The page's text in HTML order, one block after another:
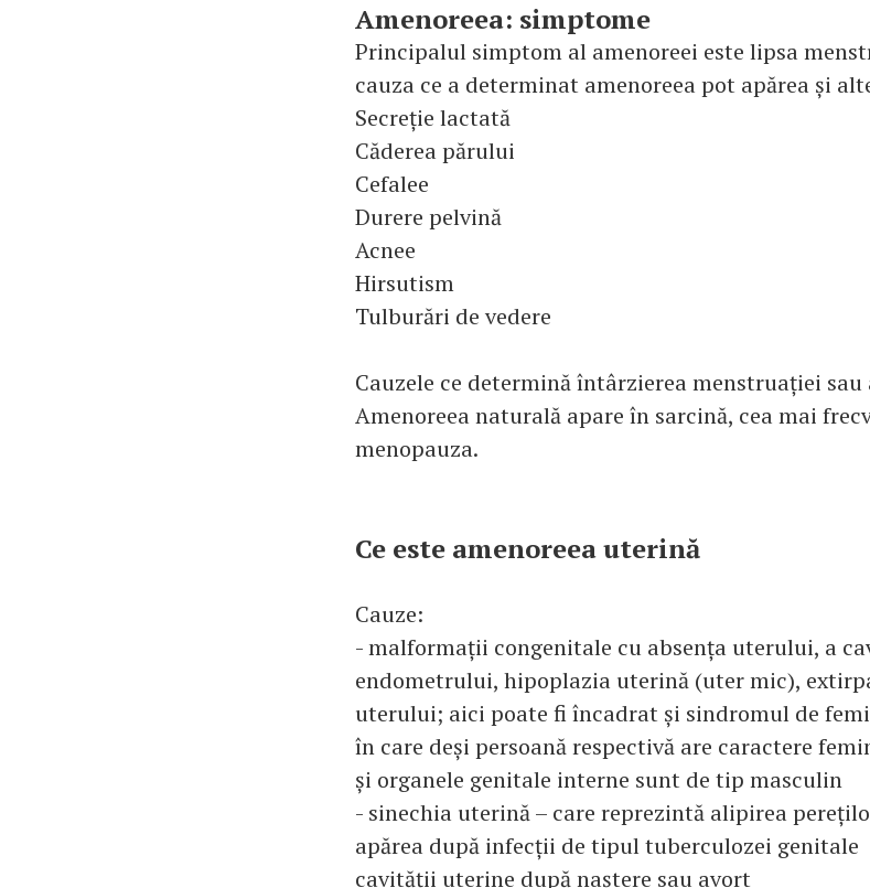
Amenoreea: simptome
Principalul simptom al amenoreei este lipsa
cauza ce a determinat amenoreea pot apărea și
Secreție lactată
Căderea părului
Cefalee
Durere pelvină
Acnee
Hirsutism
Tulburări de vedere
Cauzele ce determină întârzierea menstruației
Amenoreea naturală apare în sarcină, cea mai
menopauza.
Ce este amenoreea uterină
Cauze:
- malformații congenitale cu absența uterului, a
endometrului, hipoplazia uterină (uter mic),
uterului; aici poate fi încadrat și sindromul de
în care deși persoană respectivă are caractere
și organele genitale interne sunt de tip masculin
- sinechia uterină – care reprezintă alipirea
apărea după infecții de tipul tuberculozei
cavității uterine după naștere sau avort